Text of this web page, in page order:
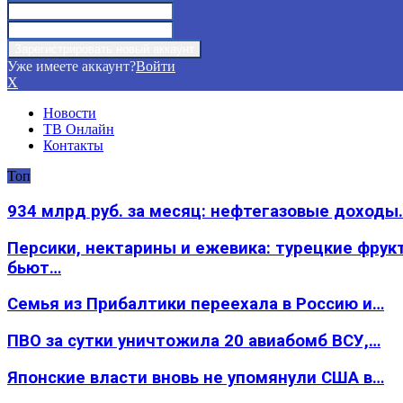
Уже имеете аккаунт?Войти
X
Новости
ТВ Онлайн
Контакты
Топ
934 млрд руб. за месяц: нефтегазовые
Персики, нектарины и ежевика: турецкие
бьют…
Семья из Прибалтики переехала в Россию и…
ПВО за сутки уничтожила 20 авиабомб ВСУ,…
Японские власти вновь не упомянули США в…